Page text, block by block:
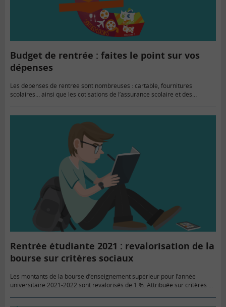
Budget de rentrée : faites le point sur vos
dépenses
Les dépenses de rentrée sont nombreuses : cartable, fournitures
scolaires… ainsi que les cotisations de l’assurance scolaire et des
Rentrée étudiante 2021 : revalorisation de la
bourse sur critères sociaux
Les montants de la bourse d’enseignement supérieur pour l’année
universitaire 2021-2022 sont revalorisés de 1 %. Attribuée sur critères de